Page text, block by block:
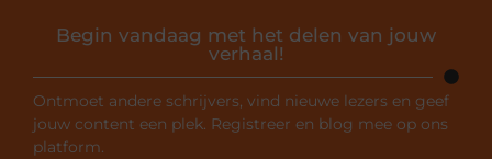
Begin vandaag met het delen van jouw
verhaal!
Ontmoet andere schrijvers, vind nieuwe lezers en geef
jouw content een plek. Registreer en blog mee op ons
platform.